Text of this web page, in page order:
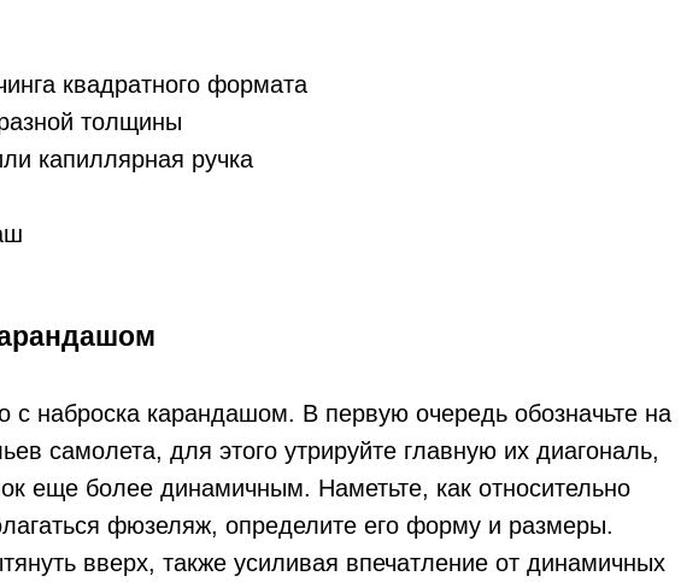
квадратного формата
толщины
капиллярная ручка
с наброска карандашом. В первую очередь обозначьте на
самолета, для этого утрируйте главную их диагональ,
еще более динамичным. Наметьте, как относительно
фюзеляж, определите его форму и размеры.
вверх, также усиливая впечатление от динамичных